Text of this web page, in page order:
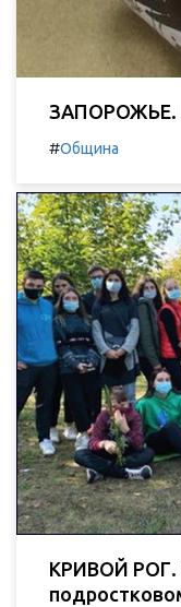
ЗАПОРОЖЬЕ.
#Община
КРИВОЙ РОГ.